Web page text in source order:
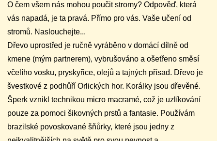
O čem všem nás mohou poučit stromy? Odpověď, která
vás napadá, je ta pravá. Přímo pro vás. Vaše učení od
stromů. Naslouchejte...
Dřevo uprostřed je ručně vyráběno v domácí dílně od
kmene (mým partnerem), vybrušováno a ošetřeno směsí
včelího vosku, pryskyřice, olejů a tajných přísad. Dřevo je
švestkové z podhůří Orlických hor. Korálky jsou dřevěné.
Šperk vznikl technikou micro macramé, což je uzlíkování
pouze za pomoci šikovných prstů a fantasie. Používám
brazilské povoskované šňůrky, které jsou jedny z